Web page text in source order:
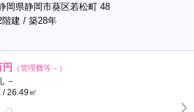
岡県静岡市葵区若松町 48
階建 / 築28年
円 （管理費等－）
－
/ 26.49㎡